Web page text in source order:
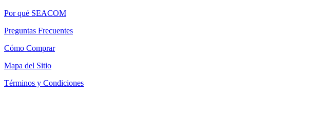
Por qué SEACOM
Preguntas Frecuentes
Cómo Comprar
Mapa del Sitio
Términos y Condiciones